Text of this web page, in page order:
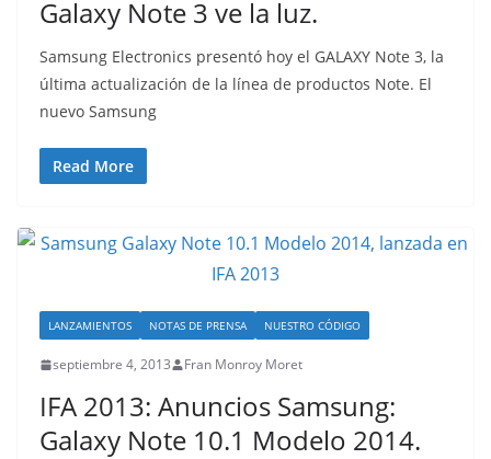
Galaxy Note 3 ve la luz.
Samsung Electronics presentó hoy el GALAXY Note 3, la
última actualización de la línea de productos Note. El
nuevo Samsung
Read More
LANZAMIENTOS NOTAS DE PRENSA NUESTRO CÓDIGO
septiembre 4, 2013 Fran Monroy Moret
IFA 2013: Anuncios Samsung:
Galaxy Note 10.1 Modelo 2014.